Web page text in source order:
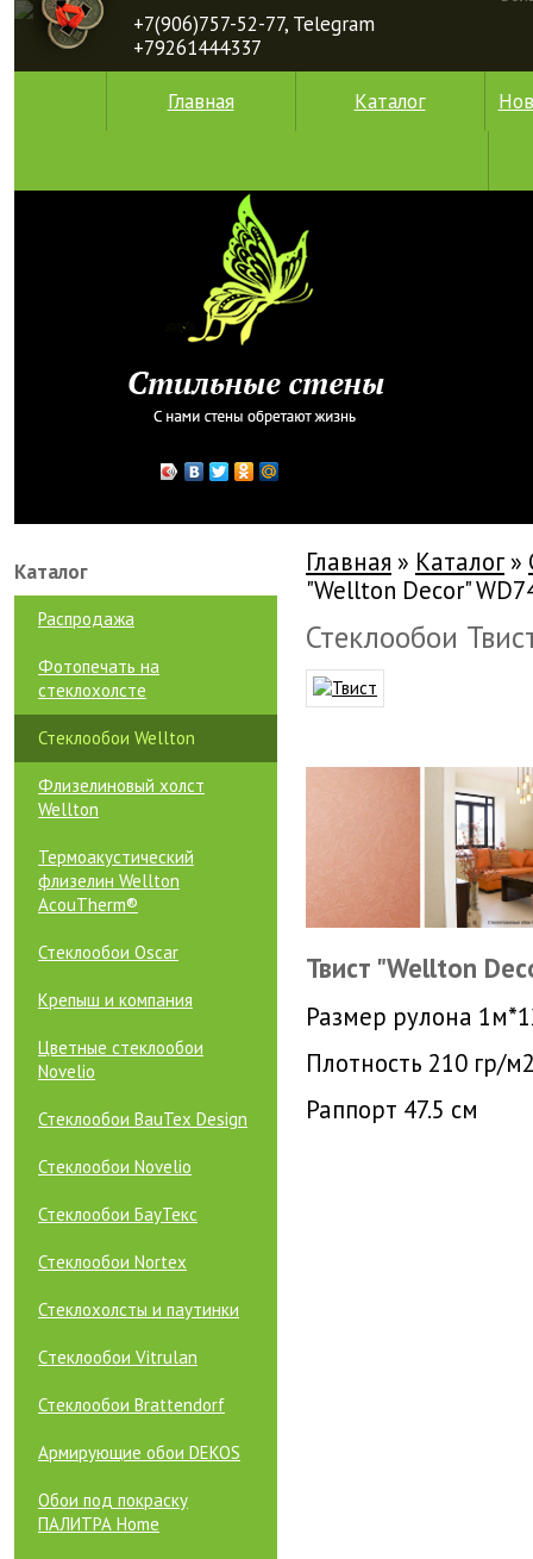
+7(906)757-52-77, Telegram
+79261444337
Главная Каталог
Каталог
Распродажа
Фотопечать на
стеклохолсте
Стеклообои Wellton
Флизелиновый холст
Wellton
Термоакустический
флизелин Wellton
AcouTherm®
Стеклообои Oscar
Крепыш и компания
Цветные стеклообои
Novelio
Стеклообои BauTex Design
Стеклообои Novelio
Стеклообои БауТекс
Стеклообои Nortex
Стеклохолсты и паутинки
Cтеклообои Vitrulan
Стеклообои Brattendorf
Армирующие обои DEKOS
Обои под покраску
ПАЛИТРА Home
Главная » Каталог »
"Wellton Decor"
Стеклообои
Твист "Wellton
Размер рулона
Плотность 210 гр/
Раппорт 47.5 см